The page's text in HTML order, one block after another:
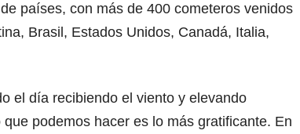
países, con más de 400 cometeros venidos
Brasil, Estados Unidos, Canadá, Italia,
el día recibiendo el viento y elevando
podemos hacer es lo más gratificante. En